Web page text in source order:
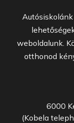
weboldalunk.
otthonod
6000
(Kobela